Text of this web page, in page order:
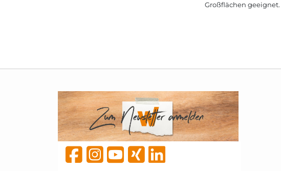
Großflächen geeignet.